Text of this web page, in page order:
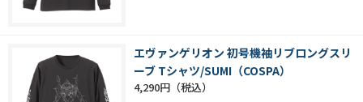
エヴァンゲリオン 初号機袖リブロングスリ
ーブ Tシャツ/SUMI（COSPA）
4,290円